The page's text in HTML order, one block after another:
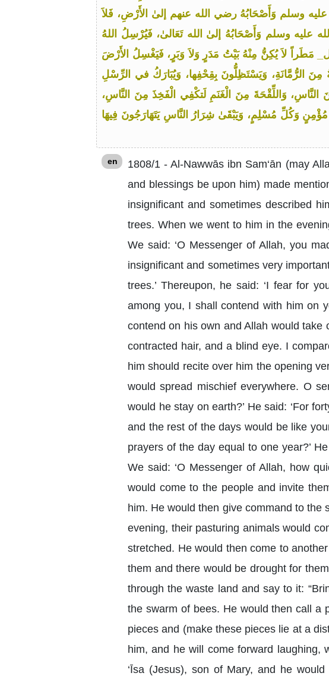
وسلم وَأَصْحَابُهُ رضي الله عنهم إلىٰ الأَرْضِ، فَلاَ
وسلم وَأَصْحَابُهُ إلىٰ الله تَعَالىٰ، فَيُرْسِلُ اللهُ
مَطَراً لاَ يُكِنُّ مِنْهُ بَيْتُ مَدَرٍ وَلاَ وَبَرٍ، فَيَغْسِلُ الأَرْضَ
مِنَ الرُّمَّانَةِ، وَيَسْتَظِلُّونَ بِقِحْفِها، وَيُبَارَكُ في الرِّسْلِ
النَّاسِ، وَاللِّقْحَةَ مِنَ الْغَنَمِ لَتكْفِي الْفَخِذَ مِنَ النَّاسِ،
وَكُلِّ مُسْلِمٍ، وَيَبْقَىٰ شِرَارُ النَّاسِ يَتَهَارَجُونَ فِيهَا
en
1808/1 - Al-Nawwās ibn Sam‘ān (may
and blessings be upon him) made
insignificant and sometimes described
trees. When we went to him in the
We said: ‘O Messenger of Allah, you
insignificant and sometimes very
trees.’ Thereupon, he said: ‘I fear for
among you, I shall contend with him on
contend on his own and Allah would
contracted hair, and a blind eye. I
him should recite over him the opening
would spread mischief everywhere. O
would he stay on earth?’ He said: ‘For
and the rest of the days would be like
prayers of the day equal to one year?’
We said: ‘O Messenger of Allah, how
would come to the people and invite
him. He would then give command to the
evening, their pasturing animals would
stretched. He would then come to
them and there would be drought for
through the waste land and say to it:
the swarm of bees. He would then call a
pieces and (make these pieces lie at a
him, and he will come forward laughing,
‘Īsa (Jesus), son of Mary, and he